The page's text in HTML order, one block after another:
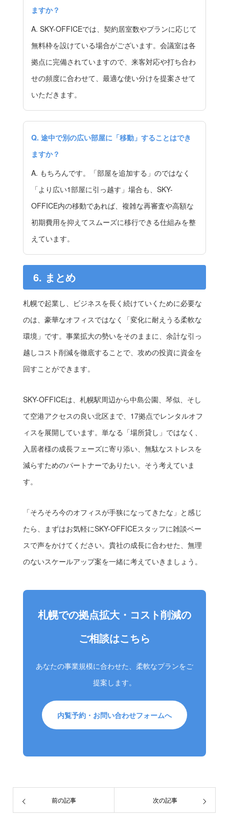
ますか？
A. SKY-OFFICEでは、契約居室数やプランに応じて
無料枠を設けている場合がございます。会議室は各
拠点に完備されていますので、来客対応や打ち合わ
せの頻度に合わせて、最適な使い分けを提案させて
いただきます。
Q. 途中で別の広い部屋に「移動」することはでき
ますか？
A. もちろんです。「部屋を追加する」のではなく
「より広い1部屋に引っ越す」場合も、SKY-
OFFICE内の移動であれば、複雑な再審査や高額な
初期費用を抑えてスムーズに移行できる仕組みを整
えています。
6. まとめ
札幌で起業し、ビジネスを長く続けていくために必要な
のは、豪華なオフィスではなく「変化に耐えうる柔軟な
環境」です。事業拡大の勢いをそのままに、余計な引っ
越しコスト削減を徹底することで、攻めの投資に資金を
回すことができます。
SKY-OFFICEは、札幌駅周辺から中島公園、琴似、そし
て空港アクセスの良い北区まで、17拠点でレンタルオフ
ィスを展開しています。単なる「場所貸し」ではなく、
入居者様の成長フェーズに寄り添い、無駄なストレスを
減らすためのパートナーでありたい。そう考えていま
す。
「そろそろ今のオフィスが手狭になってきたな」と感じ
たら、まずはお気軽にSKY-OFFICEスタッフに雑談ベー
スで声をかけてください。貴社の成長に合わせた、無理
のないスケールアップ案を一緒に考えていきましょう。
札幌での拠点拡大・コスト削減の
ご相談はこちら
あなたの事業規模に合わせた、柔軟なプランをご
提案します。
内覧予約・お問い合わせフォームへ
前の記事 次の記事